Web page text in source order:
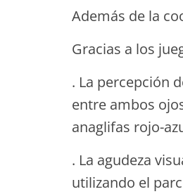
Además de la
Gracias a los
. La percepción
entre ambos
anaglifas rojo-
. La agudeza
utilizando el